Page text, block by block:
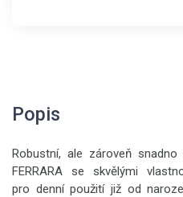
Popis
Robustní, ale zároveň
FERRARA se skvělými
pro denní použití již od